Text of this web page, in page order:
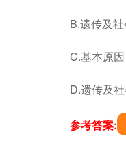
B.遗传及
C.基本原
D.遗传及
参考答案: